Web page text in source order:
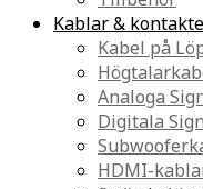
Kablar &
Kabel på
Analoga
Digitala
HDMI-